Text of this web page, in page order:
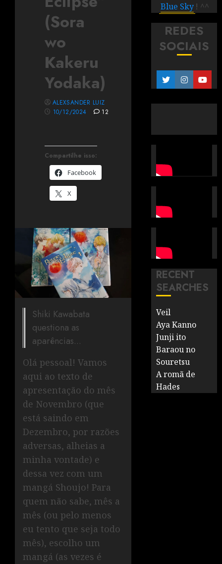
(Sora
wo
Kakeru
Yodaka)
Compartilhe isso:
Facebook
X
ALEXSANDER LUIZ
10/12/2024
12
Shiki Kawabata
questiona as
aparências...
Olá pessoal! Vamos
aqui ao texto de
apresentação do mês
de Novembro (que
está saindo em
Dezembro, por razões
adversas, alheias a
minha vontade) e
dessa vez com um
mangá Shoujo! Para
quem não sabe, mês a
mês (ou pelo menos
eu tento que seja todo
mês), escolho um
mangá (as vezes é
Blue Sky ! ^^
REDES
SOCIAIS
RECENT
SEARCHES
Veil
Aya Kanno
Junji ito
Baraou no
Souretsu
A romã de
Hades